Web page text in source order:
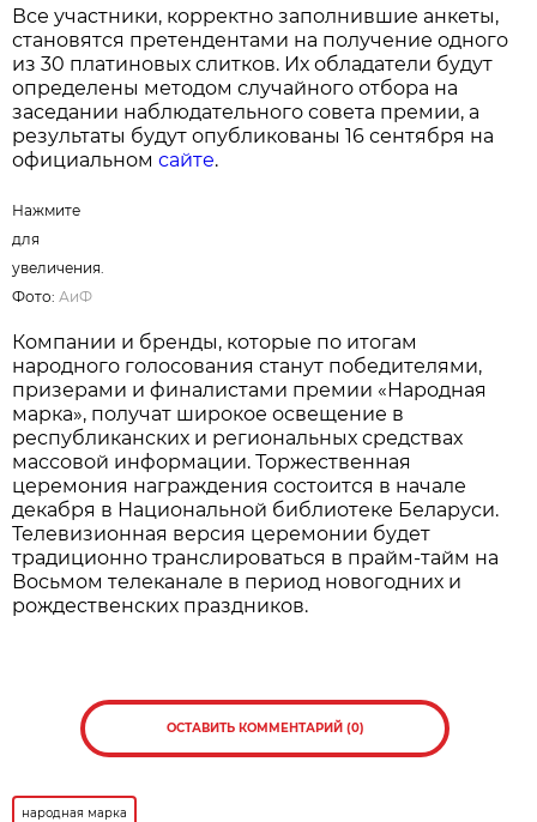
Все участники, корректно заполнившие анкеты,
становятся претендентами на получение одного
из 30 платиновых слитков. Их обладатели будут
определены методом случайного отбора на
заседании наблюдательного совета премии, а
результаты будут опубликованы 16 сентября на
официальномсайте.
Нажмите
для
увеличения.
Фото: АиФ
Компании и бренды, которые по итогам
народного голосования станут победителями,
призерами и финалистами премии «Народная
марка», получат широкое освещение в
республиканских и региональных средствах
массовой информации. Торжественная
церемония награждения состоится в начале
декабря в Национальной библиотеке Беларуси.
Телевизионная версия церемонии будет
традиционно транслироваться в прайм-тайм на
Восьмом телеканале в период новогодних и
рождественских праздников.
ОСТАВИТЬ КОММЕНТАРИЙ (0)
народная марка